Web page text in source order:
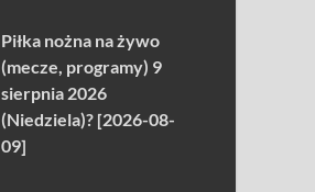
Piłka nożna na żywo
(mecze, programy) 9
sierpnia 2026
(Niedziela)? [2026-08-
09]